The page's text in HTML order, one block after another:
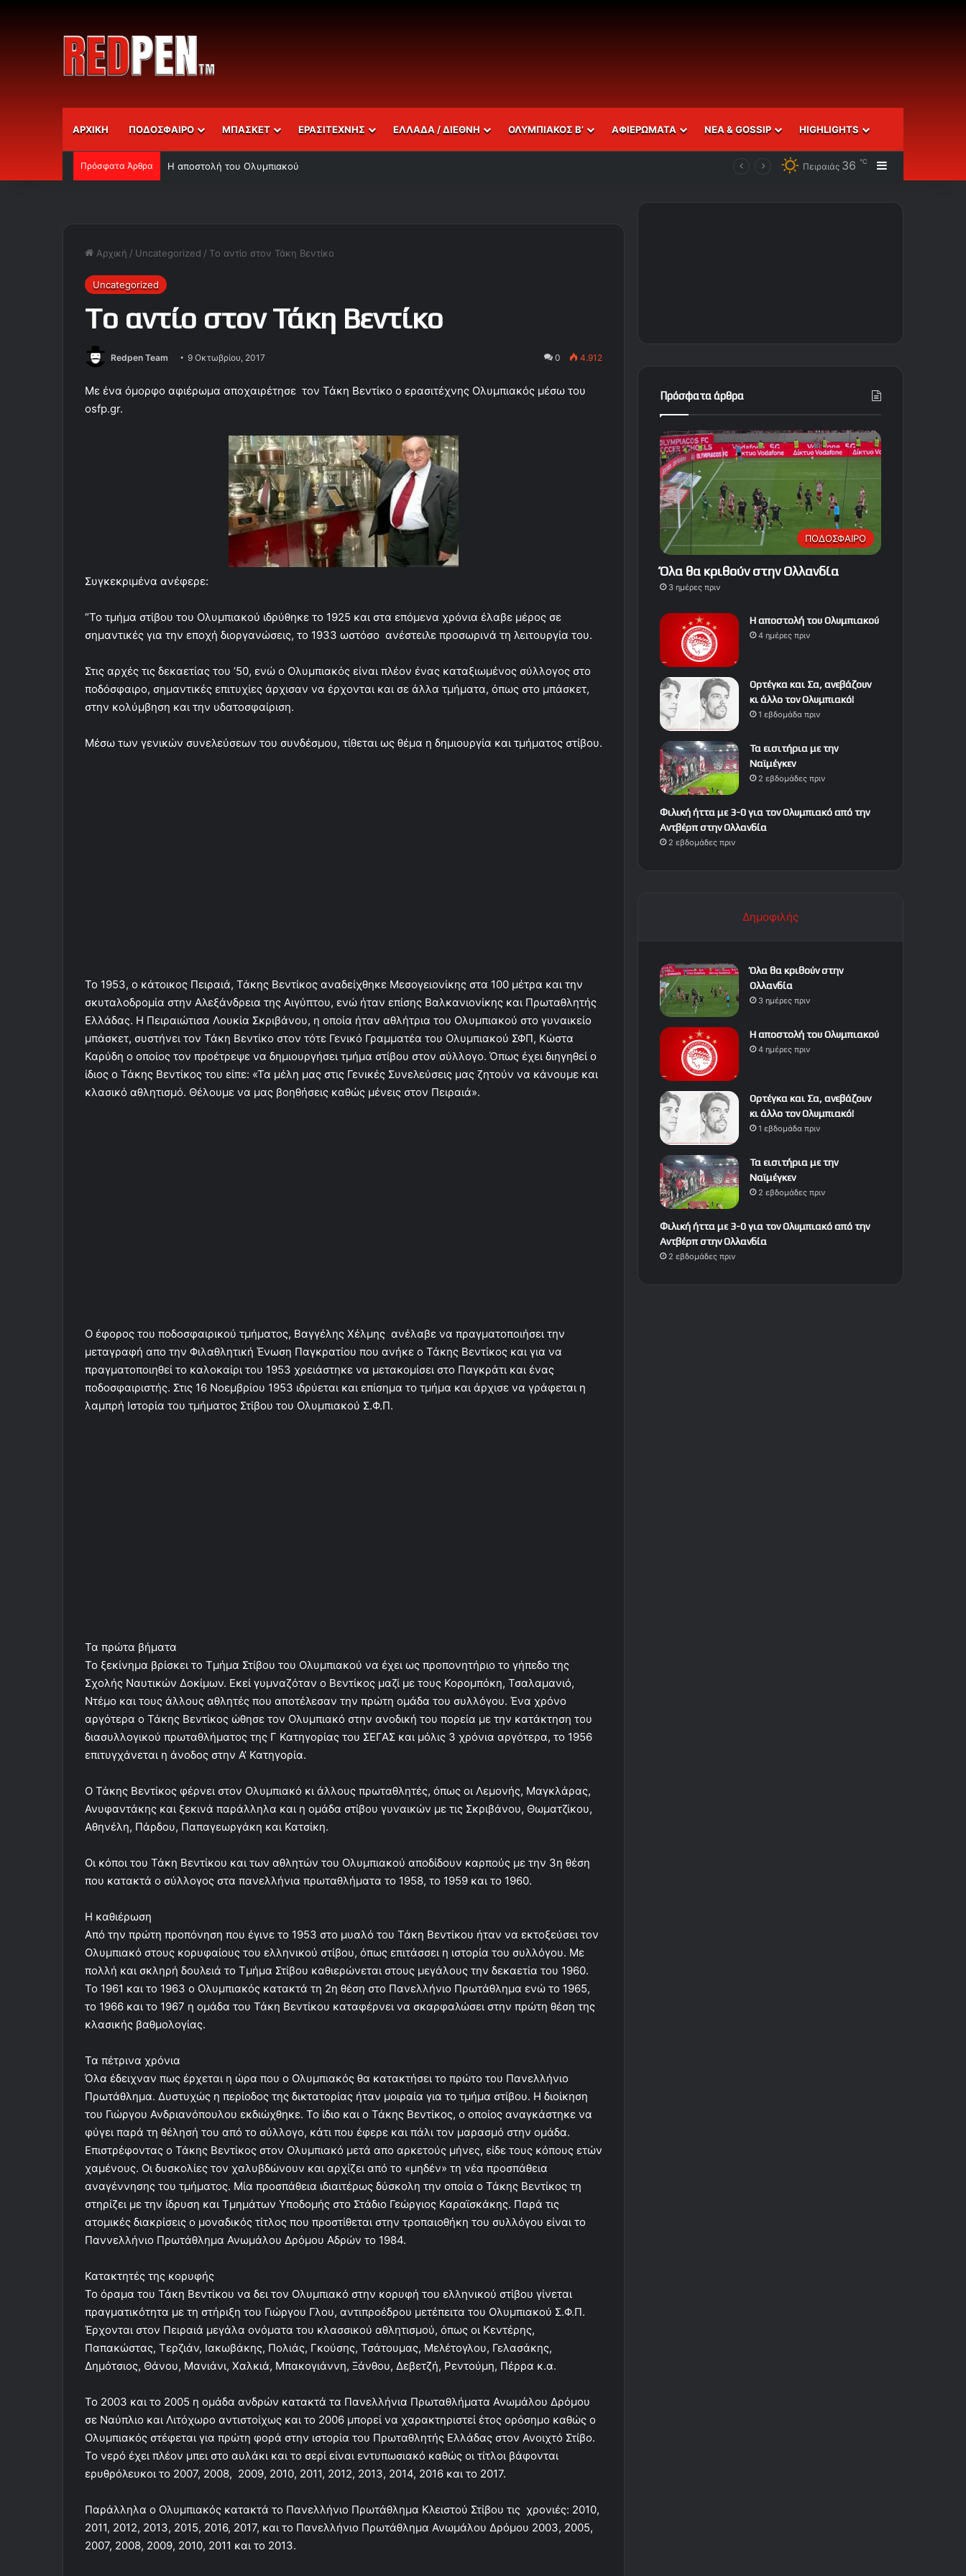
ΑΡΧΙΚΗ ΠΟΔΟΣΦΑΙΡΟ ΜΠΑΣΚΕΤ ΕΡΑΣΙΤΕΧΝΗΣ ΕΛΛΑΔΑ / ΔΙΕΘΝΗ ΟΛΥΜΠΙΑΚΟΣ Β’ ΑΦΙΕΡΩΜΑΤΑ ΝΕΑ & GOSSIP HIGHLIGHTS
Πρόσφατα Άρθρα Η αποστολή του Ολυμπιακού Πειραιάς 36 ℃
Αρχική / Uncategorized / Tο αντίο στον Τάκη Βεντίκο
Uncategorized
Tο αντίο στον Τάκη Βεντίκο
Redpen Team 9 Οκτωβρίου, 2017 0 4.912
Με ένα όμορφο αφιέρωμα αποχαιρέτησε τον Τάκη Βεντίκο ο ερασιτέχνης Ολυμπιακός μέσω του
osfp.gr.
Συγκεκριμένα ανέφερε:
“Το τμήμα στίβου του Ολυμπιακού ιδρύθηκε το 1925 και στα επόμενα χρόνια έλαβε μέρος σε
σημαντικές για την εποχή διοργανώσεις, το 1933 ωστόσο ανέστειλε προσωρινά τη λειτουργία του.
Στις αρχές τις δεκαετίας του ’50, ενώ ο Ολυμπιακός είναι πλέον ένας καταξιωμένος σύλλογος στο
ποδόσφαιρο, σημαντικές επιτυχίες άρχισαν να έρχονται και σε άλλα τμήματα, όπως στο μπάσκετ,
στην κολύμβηση και την υδατοσφαίριση.
Μέσω των γενικών συνελεύσεων του συνδέσμου, τίθεται ως θέμα η δημιουργία και τμήματος στίβου.
Το 1953, ο κάτοικος Πειραιά, Τάκης Βεντίκος αναδείχθηκε Μεσογειονίκης στα 100 μέτρα και την
σκυταλοδρομία στην Αλεξάνδρεια της Αιγύπτου, ενώ ήταν επίσης Βαλκανιονίκης και Πρωταθλητής
Ελλάδας. Η Πειραιώτισα Λουκία Σκριβάνου, η οποία ήταν αθλήτρια του Ολυμπιακού στο γυναικείο
μπάσκετ, συστήνει τον Τάκη Βεντίκο στον τότε Γενικό Γραμματέα του Ολυμπιακού ΣΦΠ, Κώστα
Καρύδη ο οποίος τον προέτρεψε να δημιουργήσει τμήμα στίβου στον σύλλογο. Όπως έχει διηγηθεί ο
ίδιος ο Τάκης Βεντίκος του είπε: «Τα μέλη μας στις Γενικές Συνελεύσεις μας ζητούν να κάνουμε και
κλασικό αθλητισμό. Θέλουμε να μας βοηθήσεις καθώς μένεις στον Πειραιά».
Ο έφορος του ποδοσφαιρικού τμήματος, Βαγγέλης Χέλμης ανέλαβε να πραγματοποιήσει την
μεταγραφή απο την Φιλαθλητική Ένωση Παγκρατίου που ανήκε ο Τάκης Βεντίκος και για να
πραγματοποιηθεί το καλοκαίρι του 1953 χρειάστηκε να μετακομίσει στο Παγκράτι και ένας
ποδοσφαιριστής. Στις 16 Νοεμβρίου 1953 ιδρύεται και επίσημα το τμήμα και άρχισε να γράφεται η
λαμπρή Ιστορία του τμήματος Στίβου του Ολυμπιακού Σ.Φ.Π.
Τα πρώτα βήματα
Το ξεκίνημα βρίσκει το Τμήμα Στίβου του Ολυμπιακού να έχει ως προπονητήριο το γήπεδο της
Σχολής Ναυτικών Δοκίμων. Εκεί γυμναζόταν ο Βεντίκος μαζί με τους Κορομπόκη, Τσαλαμανιό,
Ντέμο και τους άλλους αθλητές που αποτέλεσαν την πρώτη ομάδα του συλλόγου. Ένα χρόνο
αργότερα ο Τάκης Βεντίκος ώθησε τον Ολυμπιακό στην ανοδική του πορεία με την κατάκτηση του
διασυλλογικού πρωταθλήματος της Γ Κατηγορίας του ΣΕΓΑΣ και μόλις 3 χρόνια αργότερα, το 1956
επιτυγχάνεται η άνοδος στην Α’ Κατηγορία.
Ο Τάκης Βεντίκος φέρνει στον Ολυμπιακό κι άλλους πρωταθλητές, όπως οι Λεμονής, Μαγκλάρας,
Ανυφαντάκης και ξεκινά παράλληλα και η ομάδα στίβου γυναικών με τις Σκριβάνου, Θωματζίκου,
Αθηνέλη, Πάρδου, Παπαγεωργάκη και Κατσίκη.
Οι κόποι του Τάκη Βεντίκου και των αθλητών του Ολυμπιακού αποδίδουν καρπούς με την 3η θέση
που κατακτά ο σύλλογος στα πανελλήνια πρωταθλήματα το 1958, το 1959 και το 1960.
Η καθιέρωση
Από την πρώτη προπόνηση που έγινε το 1953 στο μυαλό του Τάκη Βεντίκου ήταν να εκτοξεύσει τον
Ολυμπιακό στους κορυφαίους του ελληνικού στίβου, όπως επιτάσσει η ιστορία του συλλόγου. Με
πολλή και σκληρή δουλειά το Τμήμα Στίβου καθιερώνεται στους μεγάλους την δεκαετία του 1960.
Το 1961 και το 1963 ο Ολυμπιακός κατακτά τη 2η θέση στο Πανελλήνιο Πρωτάθλημα ενώ το 1965,
το 1966 και το 1967 η ομάδα του Τάκη Βεντίκου καταφέρνει να σκαρφαλώσει στην πρώτη θέση της
κλασικής βαθμολογίας.
Τα πέτρινα χρόνια
Όλα έδειχναν πως έρχεται η ώρα που ο Ολυμπιακός θα κατακτήσει το πρώτο του Πανελλήνιο
Πρωτάθλημα. Δυστυχώς η περίοδος της δικτατορίας ήταν μοιραία για το τμήμα στίβου. Η διοίκηση
του Γιώργου Ανδριανόπουλου εκδιώχθηκε. Το ίδιο και ο Τάκης Βεντίκος, ο οποίος αναγκάστηκε να
φύγει παρά τη θέλησή του από το σύλλογο, κάτι που έφερε και πάλι τον μαρασμό στην ομάδα.
Επιστρέφοντας ο Τάκης Βεντίκος στον Ολυμπιακό μετά απο αρκετούς μήνες, είδε τους κόπους ετών
χαμένους. Οι δυσκολίες τον χαλυβδώνουν και αρχίζει από το «μηδέν» τη νέα προσπάθεια
αναγέννησης του τμήματος. Μία προσπάθεια ιδιαιτέρως δύσκολη την οποία ο Τάκης Βεντίκος τη
στηρίζει με την ίδρυση και Τμημάτων Υποδομής στο Στάδιο Γεώργιος Καραϊσκάκης. Παρά τις
ατομικές διακρίσεις ο μοναδικός τίτλος που προστίθεται στην τροπαιοθήκη του συλλόγου είναι το
Παννελλήνιο Πρωτάθλημα Ανωμάλου Δρόμου Αδρών το 1984.
Κατακτητές της κορυφής
Το όραμα του Τάκη Βεντίκου να δει τον Ολυμπιακό στην κορυφή του ελληνικού στίβου γίνεται
πραγματικότητα με τη στήριξη του Γιώργου Γλου, αντιπροέδρου μετέπειτα του Ολυμπιακού Σ.Φ.Π.
Έρχονται στον Πειραιά μεγάλα ονόματα του κλασσικού αθλητισμού, όπως οι Κεντέρης,
Παπακώστας, Τερζιάν, Ιακωβάκης, Πολιάς, Γκούσης, Τσάτουμας, Μελέτογλου, Γελασάκης,
Δημότσιος, Θάνου, Μανιάνι, Χαλκιά, Μπακογιάννη, Ξάνθου, Δεβετζή, Ρεντούμη, Πέρρα κ.α.
Το 2003 και το 2005 η ομάδα ανδρών κατακτά τα Πανελλήνια Πρωταθλήματα Ανωμάλου Δρόμου
σε Ναύπλιο και Λιτόχωρο αντιστοίχως και το 2006 μπορεί να χαρακτηριστεί έτος ορόσημο καθώς ο
Ολυμπιακός στέφεται για πρώτη φορά στην ιστορία του Πρωταθλητής Ελλάδας στον Ανοιχτό Στίβο.
Το νερό έχει πλέον μπει στο αυλάκι και το σερί είναι εντυπωσιακό καθώς οι τίτλοι βάφονται
ερυθρόλευκοι το 2007, 2008, 2009, 2010, 2011, 2012, 2013, 2014, 2016 και το 2017.
Παράλληλα ο Ολυμπιακός κατακτά το Πανελλήνιο Πρωτάθλημα Κλειστού Στίβου τις χρονιές: 2010,
2011, 2012, 2013, 2015, 2016, 2017, και το Πανελλήνιο Πρωτάθλημα Ανωμάλου Δρόμου 2003, 2005,
2007, 2008, 2009, 2010, 2011 και το 2013.
Πρόσφατα άρθρα
ΠΟΔΟΣΦΑΙΡΟ
Όλα θα κριθούν στην Ολλανδία
3 ημέρες πριν
Η αποστολή του Ολυμπιακού
4 ημέρες πριν
Ορτέγκα και Σα, ανεβάζουν
κι άλλο τον Ολυμπιακό!
1 εβδομάδα πριν
Τα εισιτήρια με την
Ναϊμέγκεν
2 εβδομάδες πριν
Φιλική ήττα με 3-0 για τον Ολυμπιακό από την
Αντβέρπ στην Ολλανδία
2 εβδομάδες πριν
Δημοφιλής
Όλα θα κριθούν στην
Ολλανδία
3 ημέρες πριν
Η αποστολή του Ολυμπιακού
4 ημέρες πριν
Ορτέγκα και Σα, ανεβάζουν
κι άλλο τον Ολυμπιακό!
1 εβδομάδα πριν
Τα εισιτήρια με την
Ναϊμέγκεν
2 εβδομάδες πριν
Φιλική ήττα με 3-0 για τον Ολυμπιακό από την
Αντβέρπ στην Ολλανδία
2 εβδομάδες πριν